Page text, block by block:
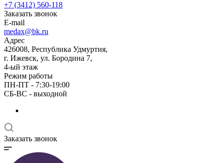
+7 (3412) 560-118
Заказать звонок
E-mail
medax@bk.ru
Адрес
426008, Республика Удмуртия,
г. Ижевск, ул. Бородина 7,
4-ый этаж
Режим работы
ПН-ПТ - 7:30-19:00
СБ-ВС - выходной
Заказать звонок